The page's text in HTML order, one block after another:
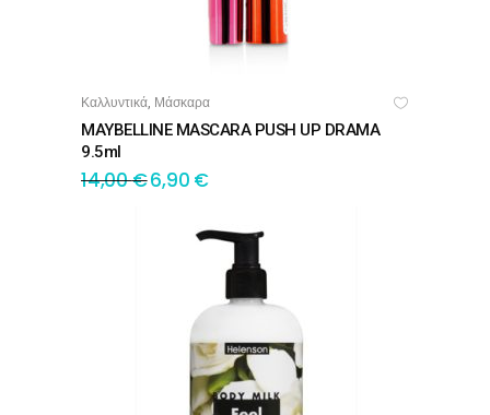
ΔΙΑΒΆΣΤΕ ΠΕΡΙΣΣΌΤΕΡΑ
Καλλυντικά, Μάσκαρα
MAYBELLINE MASCARA PUSH UP DRAMA
9.5ml
14,00€6,90 €